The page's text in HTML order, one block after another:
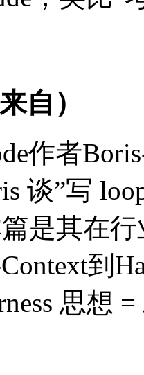
自）
作者
谈”写
是其在
到
思想